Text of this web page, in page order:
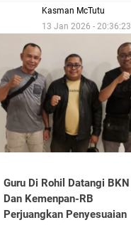
Kasman McTutu
13 Jan 2026 - 20:36:23
Guru Di Rohil Datangi BKN
Dan Kemenpan-RB
Perjuangkan Penyesuaian